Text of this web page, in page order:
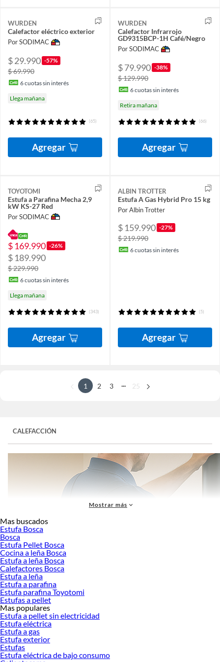
WURDEN
Calefactor eléctrico exterior
Por SODIMAC
$ 29.990 -57%
$ 69.990
6cuotas sin interés
Llega mañana
(65)
Agregar
WURDEN
Calefactor Infrarrojo
GD9315BCP-1H Café/Negro
Por SODIMAC
$ 79.990 -38%
$ 129.990
6cuotas sin interés
Retira mañana
(66)
Agregar
TOYOTOMI
Estufa a Parafina Mecha 2,9
kW KS-27 Red
Por SODIMAC
$ 169.990 -26%
$ 189.990
$ 229.990
6cuotas sin interés
Llega mañana
(343)
Agregar
ALBIN TROTTER
Estufa A Gas Hybrid Pro 15 kg
Por Albin Trotter
$ 159.990 -27%
$ 219.990
6cuotas sin interés
(5)
Agregar
1 2 3 25
CALEFACCIÓN
Calefacción: Guía Completa para Mantener tu Hogar Cálido y
Confortable
Respuesta rápida:La mejor calefacción depende del espacio y del uso que tú le
Mostrar más
Mas buscados
Estufa Bosca
Bosca
Estufa Pellet Bosca
Cocina a leña Bosca
Estufa a leña Bosca
Calefactores Bosca
Estufa a leña
Estufa a parafina
Estufa parafina Toyotomi
Estufas a pellet
Mas populares
Estufa a pellet sin electricidad
Estufa eléctrica
Estufa a gas
Estufa exterior
Estufas
Estufa eléctrica de bajo consumo